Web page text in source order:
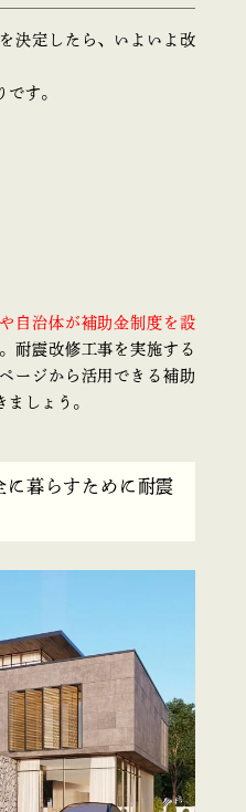
決定したら、いよいよ改
です。
自治体が補助金制度を設
耐震改修工事を実施する
ージから活用できる補助
しょう。
に暮らすために耐震